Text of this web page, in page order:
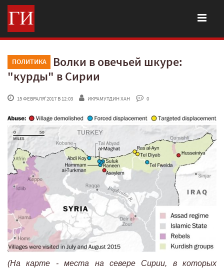
ПОЛИТИКА
Волки в овечьей шкуре:
"курды" в Сирии
15 ФЕВРАЛЯ'2017 В 12:03 ИКРАМУТДИН ХАН 0
(На карте - места на севере Сирии, в которых